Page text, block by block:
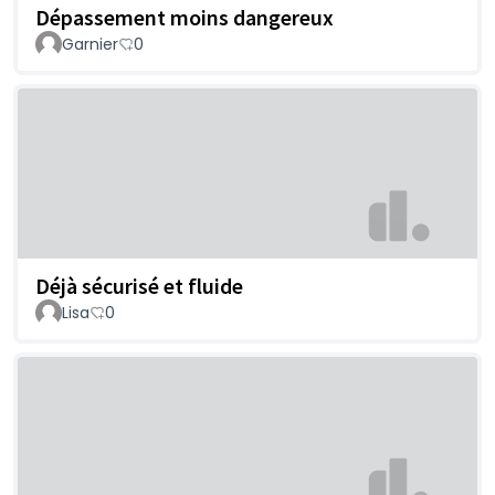
Dépassement moins dangereux
Garnier 0
Déjà sécurisé et fluide
Lisa 0